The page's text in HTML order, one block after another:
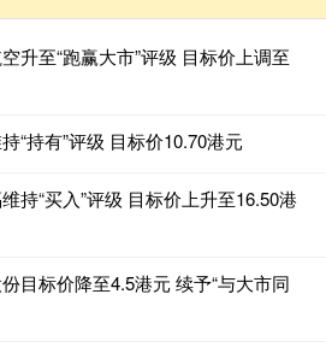
升至“跑赢大市”评级 目标价上调至
“持有”评级 目标价10.70港元
持“买入”评级 目标价上升至16.50港
目标价降至4.5港元 续予“与大市同